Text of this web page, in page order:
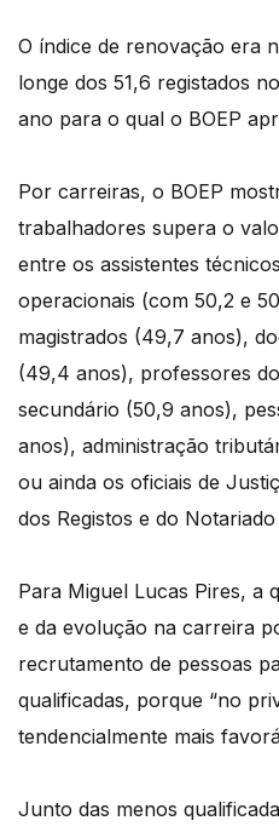
O índice de renovação era
longe dos 51,6 registados
ano para o qual o BOEP
Por carreiras, o BOEP
trabalhadores supera o
entre os assistentes
operacionais (com 50,2 e
magistrados (49,7 anos),
(49,4 anos), professores
secundário (50,9 anos),
anos), administração
ou ainda os oficiais de
dos Registos e do
Para Miguel Lucas Pires, a
e da evolução na carreira
recrutamento de pessoas
qualificadas, porque “no
tendencialmente mais
Junto das menos